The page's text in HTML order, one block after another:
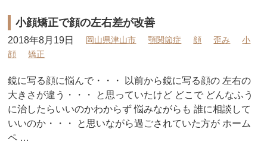
小顔矯正で顔の左右差が改善
2018年8月19日 岡山県津山市 顎関節症 顔 歪み
小
顔
矯正
鏡に写る顔に悩んで・・・ 以前から鏡に写る顔の 左右の
大きさが違う・・・ と思っていたけど どこで どんなふう
に治したらいいのかわからず 悩みながらも 誰に相談して
いいのか・・・ と思いながら過ごされていた方が ホーム
ペ …